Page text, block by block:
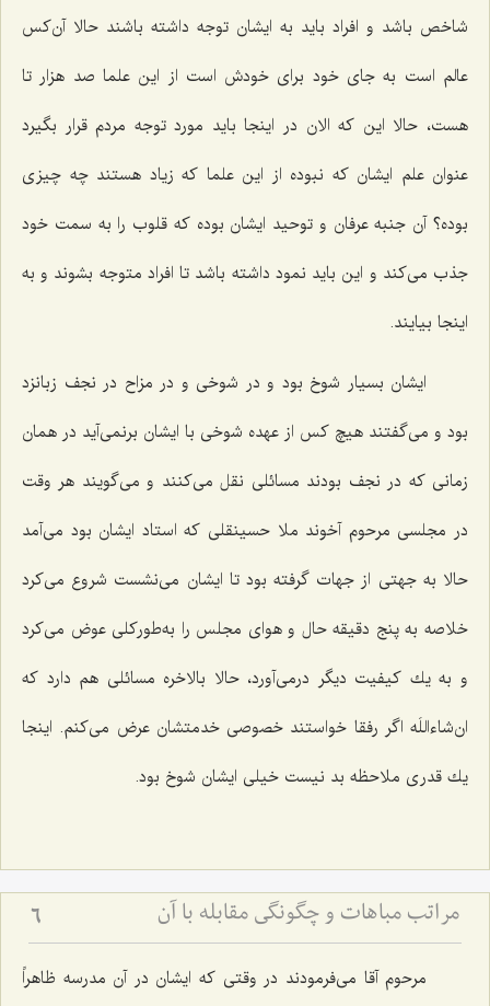
شاخص باشد و افراد باید به ایشان توجه داشته باشند حالا آن‌كس
عالم است به جای خود برای خودش است از این علما صد هزار تا
هست، حالا این كه الان در اینجا باید مورد توجه مردم قرار بگیرد
عنوان علم ایشان كه نبوده از این علما كه زیاد هستند چه چیزی
بوده؟ آن جنبه عرفان و توحید ایشان بوده كه قلوب را به سمت خود
جذب می‌كند و این باید نمود داشته باشد تا افراد متوجه بشوند و به
اینجا بیایند.
ایشان بسیار شوخ بود و در شوخی و در مزاح در نجف زبانزد
بود و می‌گفتند هیچ كس از عهده شوخی با ایشان برنمی‌آید در همان
زمانی كه در نجف بودند مسائلی نقل می‌كنند و می‌گویند هر وقت
در مجلسی مرحوم آخوند ملا حسینقلی كه استاد ایشان بود می‌آمد
حالا به جهتی از جهات گرفته بود تا ایشان می‌نشست شروع می‌كرد
خلاصه به پنج دقیقه حال و هوای مجلس را به‌طوركلی عوض می‌كرد
و به یك كیفیت دیگر درمی‌آورد، حالا بالاخره مسائلی هم دارد كه
ان‌شاءاللَه اگر رفقا خواستند خصوصی خدمتشان عرض می‌كنم. اینجا
یك قدری ملاحظه بد نیست خیلی ایشان شوخ بود.
مراتب مباهات و چگونگى مقابله با آن‏ 6
مرحوم آقا می‌فرمودند در وقتی كه ایشان در آن مدرسه ظاهراً